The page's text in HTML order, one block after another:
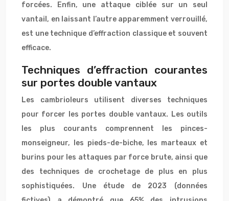
forcées. Enfin, une attaque ciblée sur un seul
vantail, en laissant l’autre apparemment verrouillé,
est une technique d’effraction classique et souvent
efficace.
Techniques d’effraction courantes
sur portes double vantaux
Les cambrioleurs utilisent diverses techniques
pour forcer les portes double vantaux. Les outils
les plus courants comprennent les pinces-
monseigneur, les pieds-de-biche, les marteaux et
burins pour les attaques par force brute, ainsi que
des techniques de crochetage de plus en plus
sophistiquées. Une étude de 2023 (données